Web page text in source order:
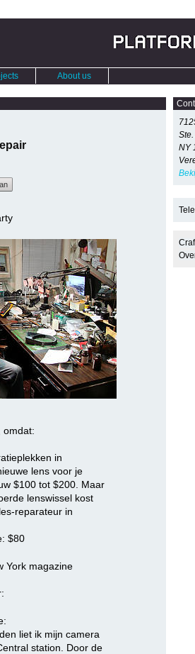
About us
omdat:
in
lens voor je
$100 tot $200. Maar
lenswissel kost
reparateur in
$80
York magazine
liet ik mijn camera
station. Door de
NY